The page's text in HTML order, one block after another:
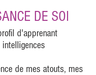
d'apprenant
intelligences
de mes atouts, mes
DE SOI